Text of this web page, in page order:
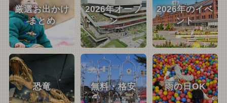
厳選お出かけ
まとめ
2026年オープ
ン
2026年のイベ
ント
恐竜 無料・格安 雨の日OK